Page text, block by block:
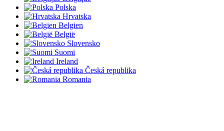
Polska
Hrvatska
Belgien
België
Slovensko
Suomi
Ireland
Česká republika
Romania